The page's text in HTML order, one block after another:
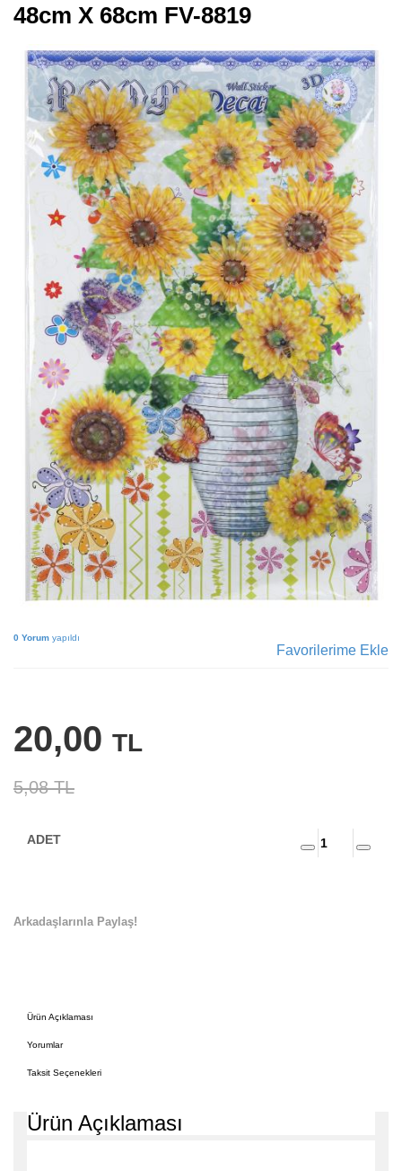
48cm X 68cm FV-8819
0 Yorum yapıldı
Favorilerime Ekle
20,00 TL
5,08 TL
Arkadaşlarınla Paylaş!
Ürün Açıklaması
Yorumlar
Taksit Seçenekleri
Ürün Açıklaması